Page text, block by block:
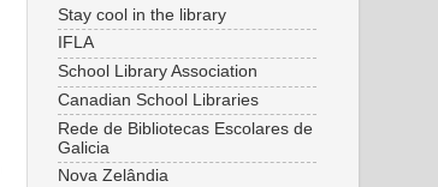
Stay cool in the library
IFLA
School Library Association
Canadian School Libraries
Rede de Bibliotecas Escolares de
Galicia
Nova Zelândia